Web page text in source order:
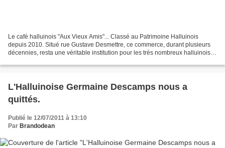
Le café halluinois "Aux Vieux Amis"... Classé au Patrimoine Halluinois
depuis 2010. Situé rue Gustave Desmettre, ce commerce, durant plusieurs
décennies, resta une véritable institution pour les très nombreux halluinois et
L'Halluinoise Germaine Descamps nous a
quittés.
Publié le 12/07/2011 à 13:10
Par Brandodean